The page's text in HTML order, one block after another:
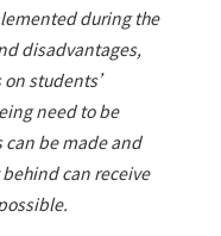
during the
disadvantages,
students’
need to be
be made and
can receive